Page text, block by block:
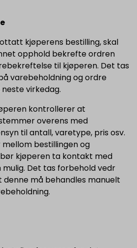
kjøperens bestilling, skal
opphold bekrefte ordren
til kjøperen. Det tas
varebeholdning og ordre
virkedag.
kontrollerer at
overens med
til antall, varetype, pris osv.
mellom bestillingen og
kjøperen ta kontakt med
Det tas forbehold vedr
må behandles manuelt